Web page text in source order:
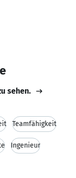
sehen.
Teamfähigkeit
Ingenieur